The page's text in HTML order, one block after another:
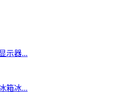
示器...
箱冰...